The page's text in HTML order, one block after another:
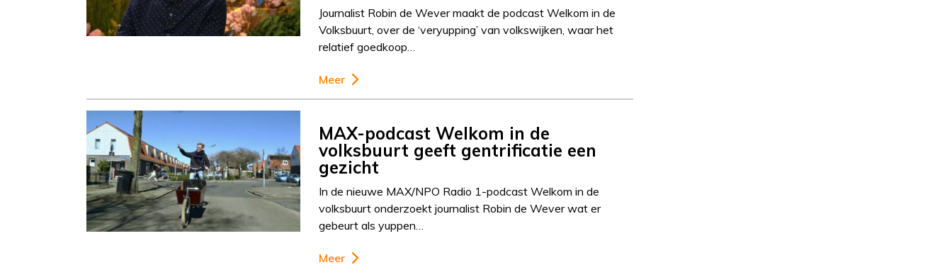
Journalist Robin de Wever maakt de podcast Welkom in de
Volksbuurt, over de ‘veryupping’ van volkswijken, waar het
relatief goedkoop…
Meer
MAX-podcast Welkom in de
volksbuurt geeft gentrificatie een
gezicht
In de nieuwe MAX/NPO Radio 1-podcast Welkom in de
volksbuurt onderzoekt journalist Robin de Wever wat er
gebeurt als yuppen…
Meer